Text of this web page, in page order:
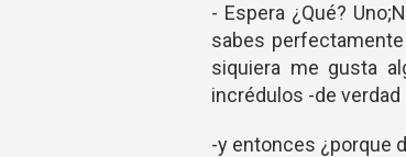
- Espera ¿Qué?
sabes
siquiera me gusta
incrédulos -de
-y entonces ¿porque